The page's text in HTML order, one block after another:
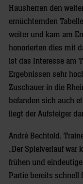
Hausherren den
ernüchternden
weiter und kam am
honorierten dies mit
ist das Interesse am
Ergebnissen sehr
Zuschauer in die
befanden sich auch
liegt der Aufsteiger
André Bechtold.
„Der Spielverlauf war
frühen und
Partie bereits schnell